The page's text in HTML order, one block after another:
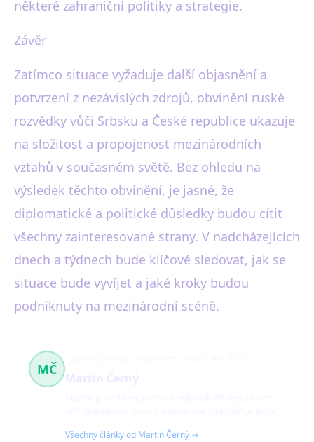
některé zahraniční politiky a strategie.
Závěr
Zatímco situace vyžaduje další objasnění a
potvrzení z nezávislých zdrojů, obvinění ruské
rozvědky vůči Srbsku a České republice ukazuje
na složitost a propojenost mezinárodních
vztahů v současném světě. Bez ohledu na
výsledek těchto obvinění, je jasné, že
diplomatické a politické důsledky budou cítit
všechny zainteresované strany. V nadcházejících
dnech a týdnech bude klíčové sledovat, jak se
situace bude vyvíjet a jaké kroky budou
podniknuty na mezinárodní scéně.
MČ
Všechny články od Martin Černý →